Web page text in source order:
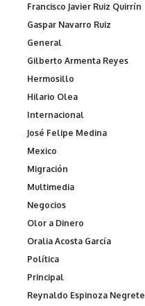
Francisco Javier Ruiz Quirrín
Gaspar Navarro Ruiz
General
Gilberto Armenta Reyes
Hermosillo
Hilario Olea
Internacional
José Felipe Medina
Mexico
Migración
Multimedia
Negocios
Olor a Dinero
Oralia Acosta García
Política
Principal
Reynaldo Espinoza Negrete